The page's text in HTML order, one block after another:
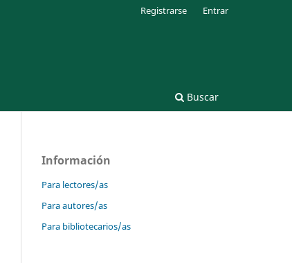
Buscar
Registrarse Entrar
Información
Para lectores/as
Para autores/as
Para bibliotecarios/as